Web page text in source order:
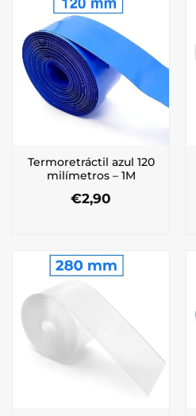
Termoretráctil azul 120
milímetros – 1M
€2,90